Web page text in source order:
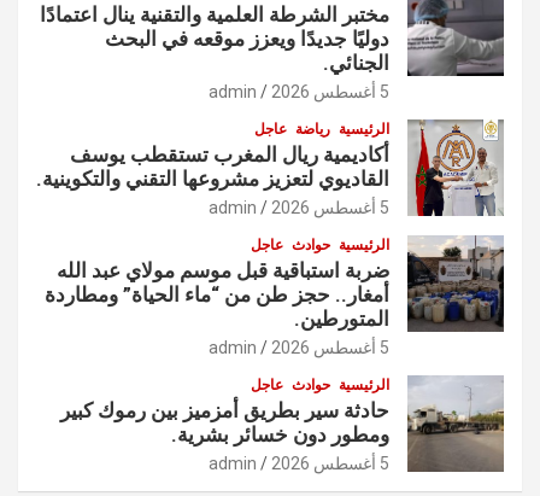
مختبر الشرطة العلمية والتقنية ينال اعتمادًا
دوليًا جديدًا ويعزز موقعه في البحث
الجنائي.
5 أغسطس 2026 admin
الرئيسية رياضة عاجل
أكاديمية ريال المغرب تستقطب يوسف
القاديوي لتعزيز مشروعها التقني والتكوينية.
5 أغسطس 2026 admin
الرئيسية حوادث عاجل
ضربة استباقية قبل موسم مولاي عبد الله
أمغار.. حجز طن من “ماء الحياة” ومطاردة
المتورطين.
5 أغسطس 2026 admin
الرئيسية حوادث عاجل
حادثة سير بطريق أمزميز بين رموك كبير
ومطور دون خسائر بشرية.
5 أغسطس 2026 admin